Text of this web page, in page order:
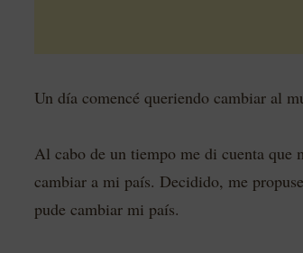
Un día comencé queriendo cambiar al
Al cabo de un tiempo me di cuenta que
cambiar a mi país. Decidido, me
pude cambiar mi país.